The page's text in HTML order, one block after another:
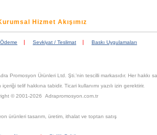
Hizmet Akışımız
| Sevkiyat / Teslimat | Baskı Uygulamaları
Promosyon Ürünleri Ltd. Şti.'nin tescilli markasıdır. Her hakkı
telif hakkına tabidir. Ticari kullanımı yazılı izin gerektirir.
© 2001-2026 Adrapromosyon.com.tr
ürünleri tasarım, üretim, ithalat ve toptan satış